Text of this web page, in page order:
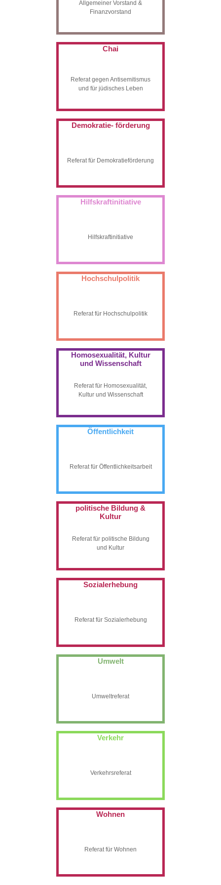
Allgemeiner Vorstand &
Finanzvorstand
Chai
Referat gegen Antisemitismus
und für jüdisches Leben
Demokratie- förderung
Referat für Demokratieförderung
Hilfskraftinitiative
Hilfskraftinitiative
Hochschulpolitik
Referat für Hochschulpolitik
Homosexualität, Kultur
und Wissenschaft
Referat für Homosexualität,
Kultur und Wissenschaft
Öffentlichkeit
Referat für Öffentlichkeitsarbeit
politische Bildung &
Kultur
Referat für politische Bildung
und Kultur
Sozialerhebung
Referat für Sozialerhebung
Umwelt
Umweltreferat
Verkehr
Verkehrsreferat
Wohnen
Referat für Wohnen